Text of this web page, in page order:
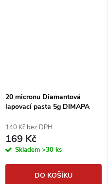
20 micronu Diamantová
lapovací pasta 5g DIMAPA
140 Kč bez DPH
169 Kč
Skladem >30 ks
DO KOŠÍKU